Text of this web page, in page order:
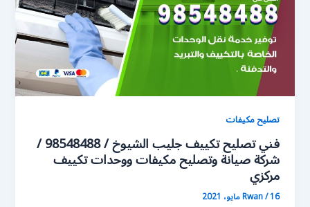
تصليح مكيفات
فني تصليح تكييف جليب الشيوخ / 98548488 /
شركة صيانة وتصليح مكيفات ووحدات تكييف
مركزي
Rwan/16 مايو، 2021